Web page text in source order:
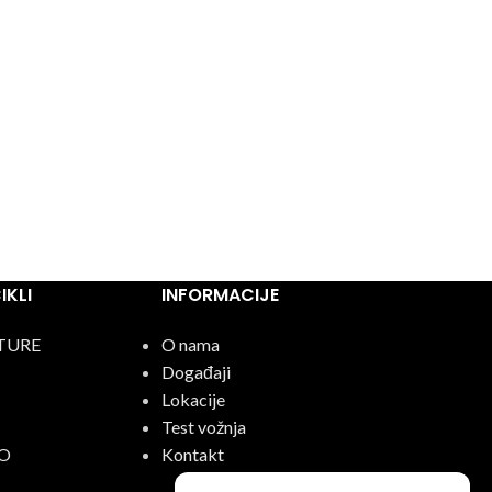
INFORMACIJE
O nama
Događaji
Lokacije
Test vožnja
Kontakt